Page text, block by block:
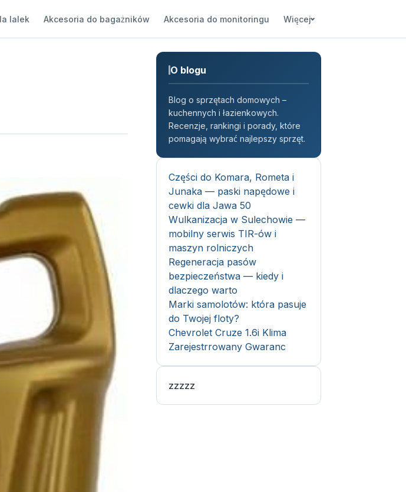
lalek Akcesoria do bagażników Akcesoria do monitoringu Więcej
O blogu
Blog o sprzętach domowych –
kuchennych i łazienkowych.
Recenzje, rankingi i porady, które
pomagają wybrać najlepszy sprzęt.
Części do Komara, Rometa i
Junaka — paski napędowe i
cewki dla Jawa 50
Wulkanizacja w Sulechowie —
mobilny serwis TIR-ów i
maszyn rolniczych
Regeneracja pasów
bezpieczeństwa — kiedy i
dlaczego warto
Marki samolotów: która pasuje
do Twojej floty?
Chevrolet Cruze 1.6i Klima
Zarejestrrowany Gwaranc
zzzzz